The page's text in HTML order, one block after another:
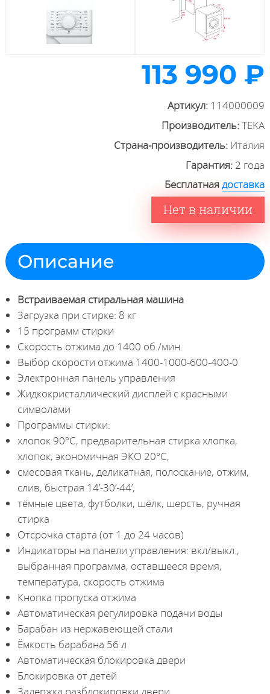
113 990 ₽
Артикул: 114000009
Производитель:TEKA
Страна-производитель: Италия
Гарантия: 2 года
Бесплатнаядоставка
Нет в наличии
Описание
Встраиваемая стиральная машина
Загрузка при стирке: 8 кг
15 программ стирки
Скорость отжима до 1400 об./мин.
Выбор скорости отжима 1400-1000-600-400-0
Электронная панель управления
Жидкокристаллический дисплей с красными
символами
Программы стирки:
хлопок 90°С, предварительная стирка хлопка,
хлопок, экономичная ЭКО 20°С,
смесовая ткань, деликатная, полоскание, отжим,
слив, быстрая 14’-30’-44’,
тёмные цвета, футболки, шёлк, шерсть, ручная
стирка
Отсрочка старта (от 1 до 24 часов)
Индикаторы на панели управления: вкл/выкл.,
выбранная программа, оставшееся время,
температура, скорость отжима
Кнопка пропуска отжима
Автоматическая регулировка подачи воды
Барабан из нержавеющей стали
Ёмкость барабана 56 л
Автоматическая блокировка двери
Блокировка от детей